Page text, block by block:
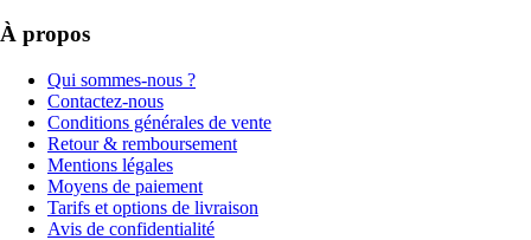
À propos
Qui sommes-nous ?
Contactez-nous
Conditions générales de vente
Retour & remboursement
Mentions légales
Moyens de paiement
Tarifs et options de livraison
Avis de confidentialité